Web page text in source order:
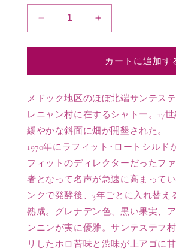
ラ
カ
ル
ド
ン
ヌ
【375ml】
の
数
量
を
2016
ト
ラ
カ
ル
ド
ン
ヌ
【375ml】
の
数
量
を
カートに追加す
メドック地区のほぼ北端サンテス
レニャン村に在するシャトー。17
緩やかな斜面に畑が開墾された。
1970年にラフィット･ロートシルド
フィットのディレクターだったフ
者となって名声が急速に高まって
ンクで発酵後、3年ごとに入れ替え
熟成。グレナデン色、黒い果実、
ンニンが実に優雅。サンテステフ
リしたホロ苦味と渋味が上アゴに